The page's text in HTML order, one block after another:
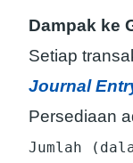
Dampak ke
Setiap
Journal
Persediaan
Jumlah